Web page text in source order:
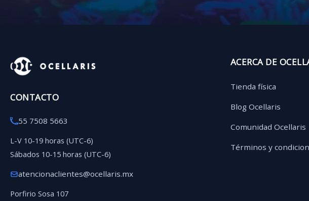
CONTACTO
55 7508 5663
L-V 10-19 horas (UTC-6)
Sábados 10-15 horas (UTC-6)
atencionaclientes@ocellaris.mx
Porfirio Sosa 107
ACERCA DE
Tienda física
Blog Ocellaris
Comunidad Ocellaris
Términos y